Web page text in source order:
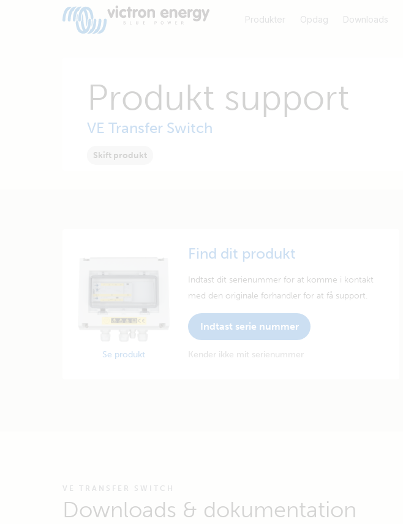
Produkter Opdag Downloads
Produkt support
VE Transfer Switch
Skift produkt
Se produkt
Find dit produkt
Indtast dit serienummer for at komme i kontakt
med den originale forhandler for at få support.
Indtast serie nummer
Kender ikke mit serienummer
VE TRANSFER SWITCH
Downloads & dokumentation